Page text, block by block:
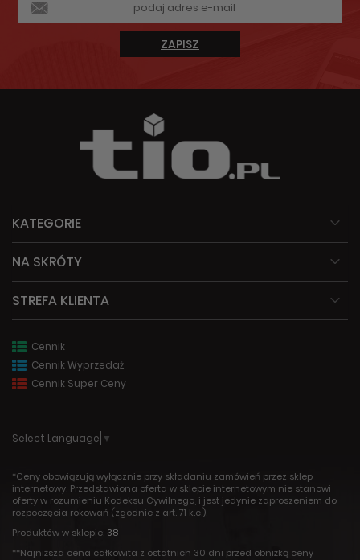
ZAPISZ
KATEGORIE
NA SKRÓTY
STREFA KLIENTA
Cennik
Cennik Wyprzedaż
Cennik Super Ceny
Select Language ▼
*Ceny obowiązują wyłącznie przy składaniu zamówień przez sklep
internetowy. Przedstawiona oferta w sklepie internetowym nie stanowi
oferty w rozumieniu Kodeksu Cywilnego, i jest jedynie zaproszeniem do
rozpoczęcia rokowań (zgodnie z art. 71 k.c.).
Produktów w sklepie: 38
**Najniższa cena całkowita z ostatnich 30 dni przed obniżką ceny